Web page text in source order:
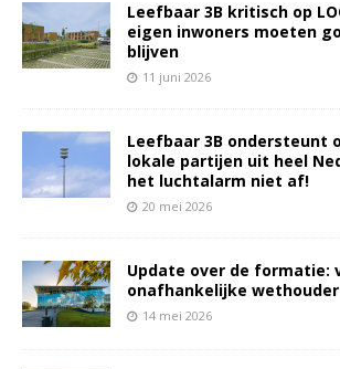
Leefbaar 3B kritisch op
eigen inwoners moeten
blijven
11 juni 2026
Leefbaar 3B ondersteunt
lokale partijen uit heel
het luchtalarm niet af!
20 mei 2026
Update over de formatie:
onafhankelijke wethouder
14 mei 2026